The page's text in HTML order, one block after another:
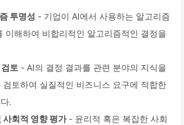
투명성 - 기업이 AI에서 사용하는 알고리즘
이해하여 비합리적인 알고리즘적인 결정을
토 - AI의 결정 결과를 관련 분야의 지식을
검토하여 실질적인 비즈니스 요구에 적합한
.
사회적 영향 평가- 윤리적 혹은 복잡한 사회